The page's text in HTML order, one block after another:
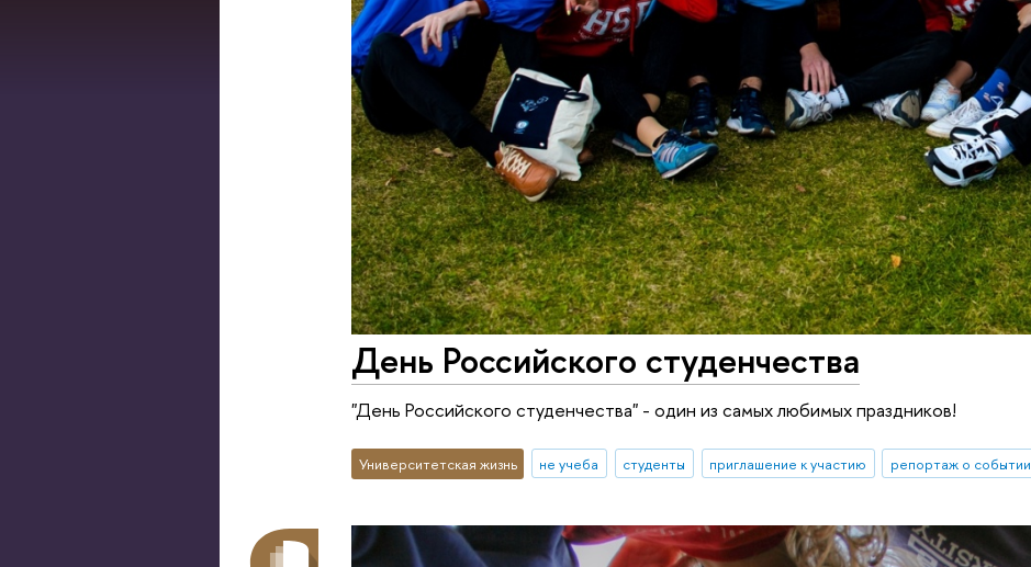
День Российского студенчества
"День Российского студенчества" - один из самых любимых праздников!
Университетская жизнь не учеба студенты приглашение к участию репортаж о событии